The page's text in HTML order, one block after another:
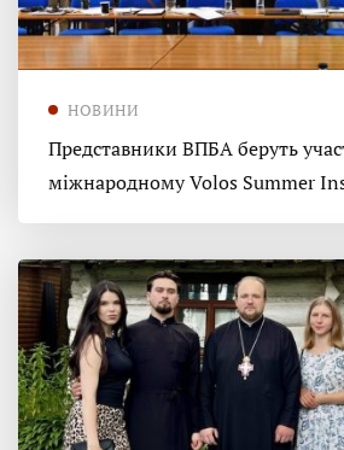
НОВИНИ
Представники ВПБА беруть
міжнародному Volos Summer